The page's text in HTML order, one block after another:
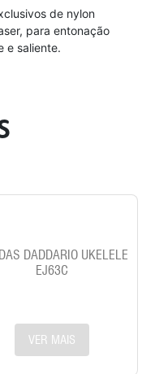
de nylon
para entonação
e saliente.
DADDARIO UKELELE
EJ63C
VER MAIS